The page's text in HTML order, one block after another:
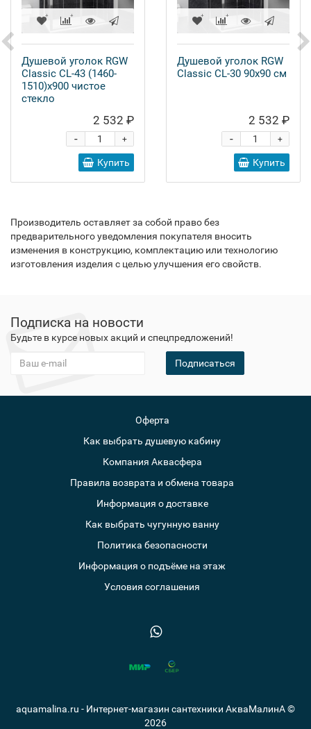
Душевой уголок RGW
Classic CL-43 (1460-
1510)x900 чистое
стекло
2 532 ₽
+
-
Купить
Душевой уголок RGW
Classic CL-30 90x90 см
2 532 ₽
+
-
Купить
Производитель оставляет за собой право без
предварительного уведомления покупателя вносить
изменения в конструкцию, комплектацию или технологию
изготовления изделия с целью улучшения его свойств.
Подписка на новости
Будьте в курсе новых акций и спецпредложений!
Подписаться
Оферта
Как выбрать душевую кабину
Компания Аквасфера
Правила возврата и обмена товара
Информация о доставке
Как выбрать чугунную ванну
Политика безопасности
Информация о подъёме на этаж
Условия соглашения
aquamalina.ru - Интернет-магазин сантехники АкваМалинА ©
2026